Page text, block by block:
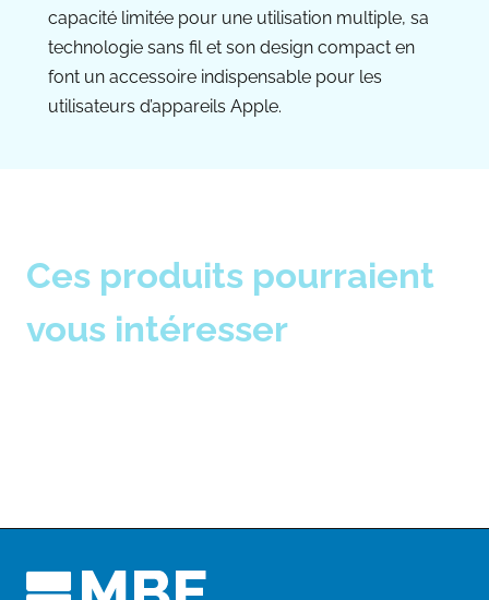
capacité limitée pour une utilisation multiple, sa
technologie sans fil et son design compact en
font un accessoire indispensable pour les
utilisateurs d’appareils Apple.
Ces produits pourraient
vous intéresser